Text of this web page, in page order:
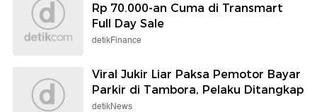
Rp 70.000-an Cuma di Transmart
Full Day Sale
detikFinance
Viral Jukir Liar Paksa Pemotor Bayar
Parkir di Tambora, Pelaku Ditangkap
detikNews